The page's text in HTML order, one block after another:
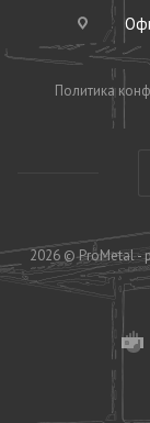
Политика
2026 © ProMetal -